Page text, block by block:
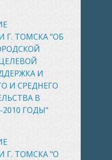
ТОМСКА "ОБ
И
И СРЕДНЕГО
В
2010 ГОДЫ"
ТОМСКА "О